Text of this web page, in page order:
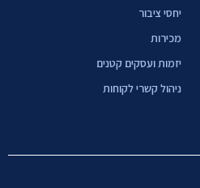
יחסי ציבור
מכירות
יזמות ועסקים קטנים
ניהול קשרי לקוחות